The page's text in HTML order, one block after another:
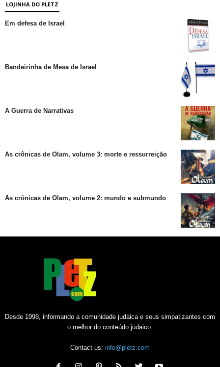
LOJINHA DO PLETZ
Em defesa de Israel
Bandeirinha de Mesa de Israel
A Guerra de Narrativas
As crônicas de Olam, volume 3: morte e ressurreição
As crônicas de Olam, volume 2: mundo e submundo
Desde 1998, informando a comunidade judaica e seus simpatizantes com
o melhor do conteúdo judaico.
Contact us: info@pletz.com